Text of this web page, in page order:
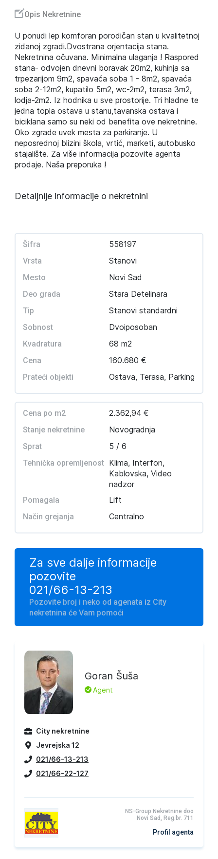
Opis Nekretnine
U ponudi lep komforan porodičan stan u kvalitetnoj
zidanoj zgradi.Dvostrana orjentacija stana.
Nekretnina očuvana. Minimalna ulaganja ! Raspored
stana- odvojen dnevni boravak 20m2, kuhinja sa
trpezarijom 9m2, spavaća soba 1 - 8m2, spavaća
soba 2-12m2, kupatilo 5m2, wc-2m2, terasa 3m2,
lodja-2m2. Iz hodnika u sve prostorije. Tri hladne te
jedna topla ostava u stanu,tavanska ostava i
biciklana samo su neki od benefita ove nekretnine.
Oko zgrade uvek mesta za parkiranje. U
neposrednoj blizini škola, vrtić, marketi, autobusko
stajalište. Za više informacija pozovite agenta
prodaje. Naša preporuka !
Detaljnije informacije o nekretnini
Šifra 558197
Vrsta Stanovi
Mesto Novi Sad
Deo grada Stara Detelinara
Tip Stanovi standardni
Sobnost Dvoiposoban
Kvadratura 68 m2
Cena 160.680 €
Prateći objekti Ostava, Terasa, Parking
Cena po m2 2.362,94 €
Stanje nekretnine Novogradnja
Sprat 5 / 6
Tehnička opremljenost Klima, Interfon,
Kablovska, Video
nadzor
Pomagala Lift
Način grejanja Centralno
Za sve dalje informacije
pozovite
021/66-13-213
Pozovite broj i neko od agenata iz City
nekretnina će Vam pomoći
Goran Šuša
L Agent
City nekretnine
Jevrejska 12
021/66-13-213
021/66-22-127
NS-Group Nekretnine doo
Novi Sad, Reg.br. 711
Profil agenta